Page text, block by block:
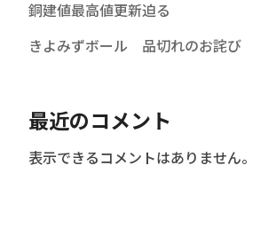
銅建値最高値更新迫る
きよみずボール 品切れのお詫び
最近のコメント
表示できるコメントはありません。